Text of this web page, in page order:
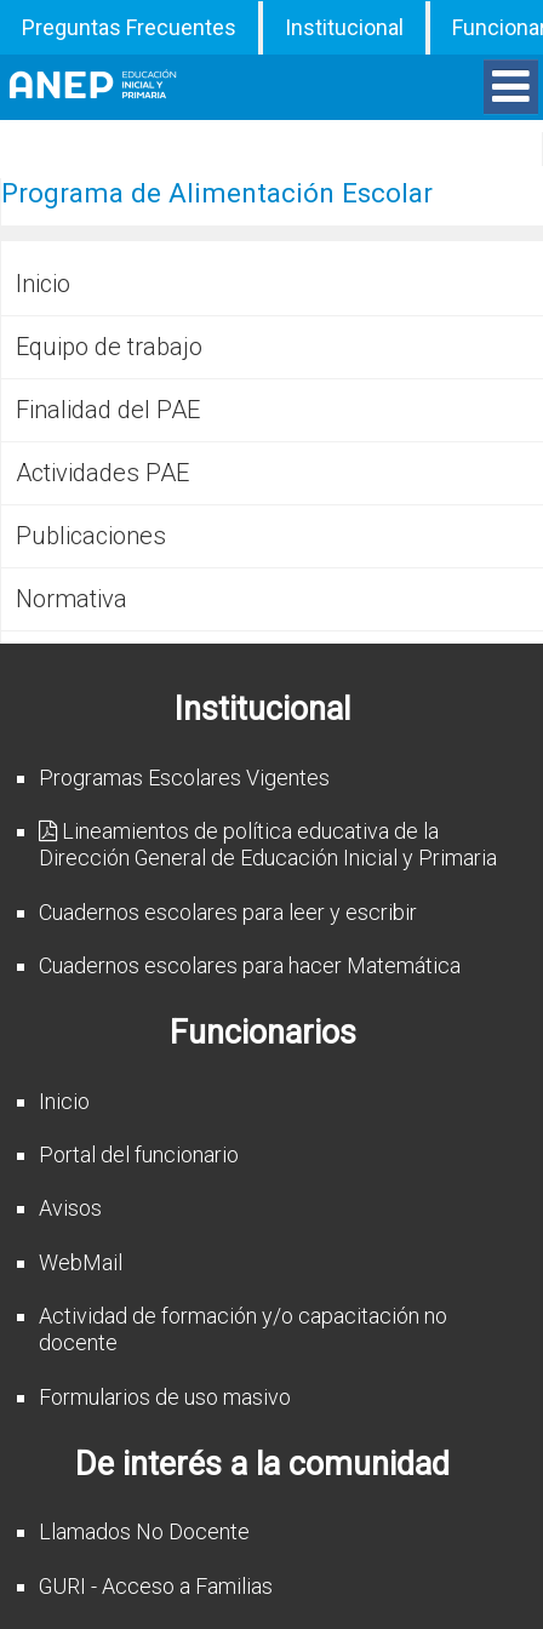
Preguntas Frecuentes Institucional
Inspecciones
Programas
ATD
Documentos
CFP
Programa de Alimentación Escolar
Inicio
Equipo de trabajo
Finalidad del PAE
Actividades PAE
Publicaciones
Normativa
Institucional
Programas Escolares Vigentes
Lineamientos de política educativa de la
Dirección General de Educación Inicial y Primaria
Cuadernos escolares para leer y escribir
Cuadernos escolares para hacer Matemática
Funcionarios
Inicio
Portal del funcionario
Avisos
WebMail
Actividad de formación y/o capacitación no
docente
Formularios de uso masivo
De interés a la comunidad
Llamados No Docente
GURI - Acceso a Familias